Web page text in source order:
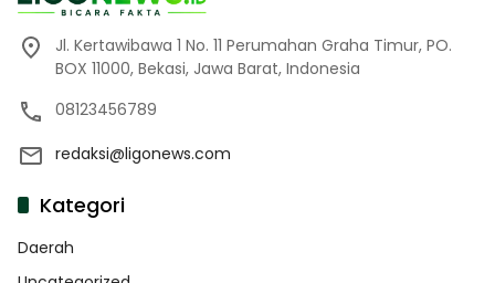
Jl. Kertawibawa 1 No. 11 Perumahan Graha Timur, PO.
BOX 11000, Bekasi, Jawa Barat, Indonesia
08123456789
redaksi@ligonews.com
Kategori
Daerah